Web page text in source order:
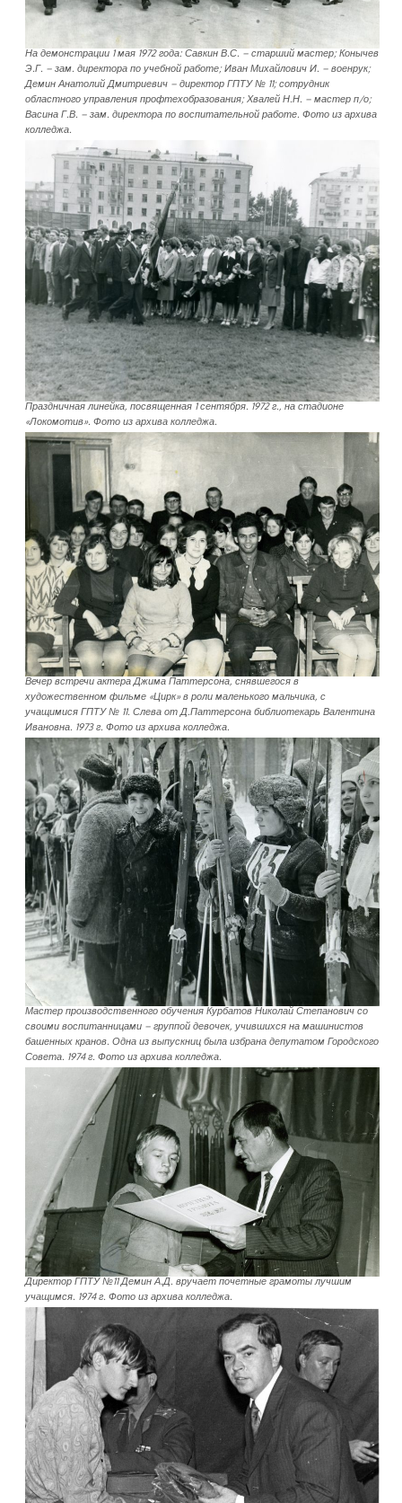
На демонстрации 1 мая 1972 года: Савкин В.С. – старший мастер; Конычев
Э.Г. – зам. директора по учебной работе; Иван Михайлович И. – военрук;
Демин Анатолий Дмитриевич – директор ГПТУ № 11; сотрудник
областного управления профтехобразования; Хвалей Н.Н. – мастер п/о;
Васина Г.В. – зам. директора по воспитательной работе. Фото из архива
колледжа.
Праздничная линейка, посвященная 1 сентября. 1972 г., на стадионе
«Локомотив». Фото из архива колледжа.
Вечер встречи актера Джима Паттерсона, снявшегося в
художественном фильме «Цирк» в роли маленького мальчика, с
учащимися ГПТУ № 11. Слева от Д.Паттерсона библиотекарь Валентина
Ивановна. 1973 г. Фото из архива колледжа.
Мастер производственного обучения Курбатов Николай Степанович со
своими воспитанницами – группой девочек, учившихся на машинистов
башенных кранов. Одна из выпускниц была избрана депутатом Городского
Совета. 1974 г. Фото из архива колледжа.
Директор ГПТУ №11 Демин А.Д. вручает почетные грамоты лучшим
учащимся. 1974 г. Фото из архива колледжа.